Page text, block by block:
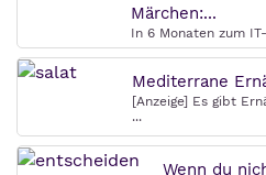
Märchen:...
In 6 Monaten zum
Mediterrane
[Anzeige] Es gibt
...
Wenn du